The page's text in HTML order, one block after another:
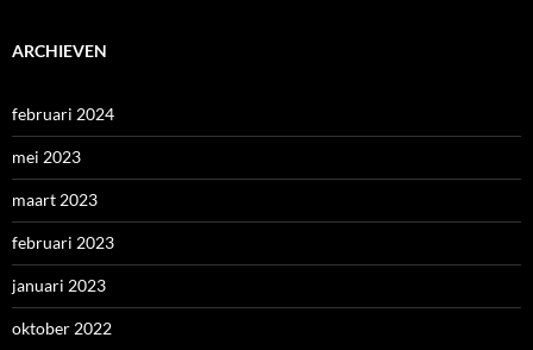
ARCHIEVEN
februari 2024
mei 2023
maart 2023
februari 2023
januari 2023
oktober 2022